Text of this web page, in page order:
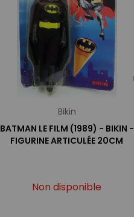
Bikin
BATMAN LE FILM (1989) - BIKIN -
FIGURINE ARTICULÉE 20CM
Non disponible